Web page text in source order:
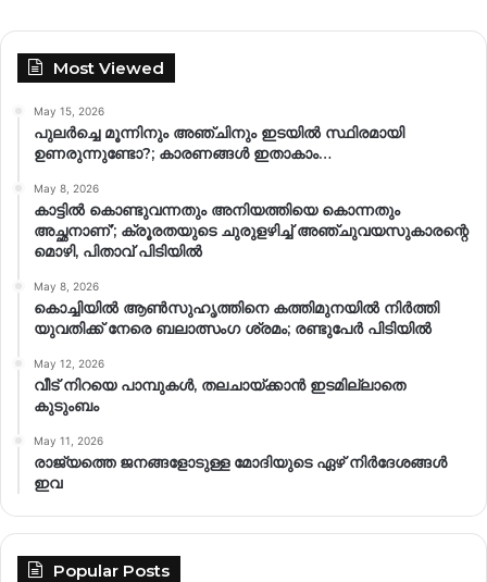
Most Viewed
May 15, 2026
പുലർച്ചെ മൂന്നിനും അഞ്ചിനും ഇടയിൽ സ്ഥിരമായി
ഉണരുന്നുണ്ടോ?; കാരണങ്ങള്‍ ഇതാകാം…
May 8, 2026
കാട്ടിൽ കൊണ്ടുവന്നതും അനിയത്തിയെ കൊന്നതും
അച്ഛനാണ്’; ക്രൂരതയുടെ ചുരുളഴിച്ച് അഞ്ചുവയസുകാരന്റെ
മൊഴി, പിതാവ് പിടിയിൽ
May 8, 2026
കൊച്ചിയിൽ ആൺസുഹൃത്തിനെ കത്തിമുനയിൽ നിർത്തി
യുവതിക്ക് നേരെ ബലാത്സംഗ​ ശ്രമം; രണ്ടുപേർ പിടിയിൽ
May 12, 2026
വീട് നിറയെ പാമ്പുകൾ, തലചായ്ക്കാൻ ഇടമില്ലാതെ
കുടുംബം
May 11, 2026
രാജ്യത്തെ ജനങ്ങളോടുള്ള മോദിയുടെ ഏഴ് നിര്‍ദേശങ്ങള്‍
ഇവ
Popular Posts